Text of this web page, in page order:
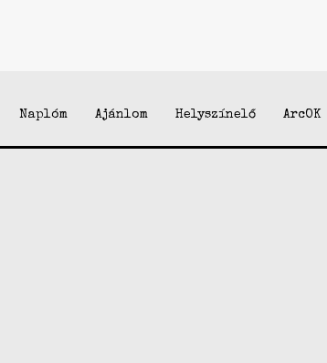
Naplóm Ajánlom Helyszínelő ArcOK